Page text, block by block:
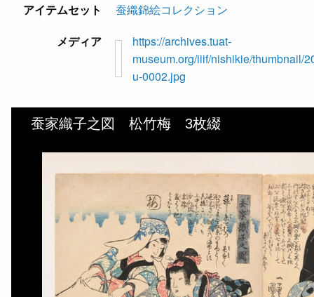
アイテムセット
蚕織錦絵コレクション
メディア
https://archives.tuat-
museum.org/iiif/nishikie/thumbnail/
u-0002.jpg
蚕家織子之図 松竹梅 3枚綴